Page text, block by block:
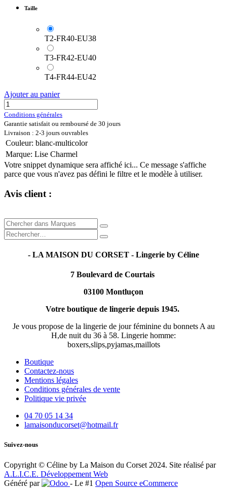
Taille
T2-FR40-EU38
T3-FR42-EU40
T4-FR44-EU42
Ajouter au panier
Conditions générales
Garantie satisfait ou remboursé de 30 jours
Livraison : 2-3 jours ouvrables
Couleur: blanc-multicolor
Marque: Lise Charmel
Votre snippet dynamique sera affiché ici... Ce message s'affiche
parce que vous n'avez pas défini le filtre et le modèle à utiliser.
Avis client :
- LA MAISON DU CORSET - Lingerie by Céline
7 Boulevard de Courtais
03100 Montluçon
Votre boutique de lingerie depuis 1945.
Je vous propose de la lingerie de jour féminine du bonnets A au
H,de nuit du 36 à 58. Lingerie homme:
boxers,slips,pyjamas,maillots
Boutique
Contactez-nous
Mentions légales
Conditions générales de vente
Politique vie privée
04 70 05 14 34
lamaisonducorset@hotmail.fr
Suivez-nous
Copyright © Céline by La Maison du Corset 2024. Site réalisé par
A.L.I.C.E. Développement Web
Généré par
- Le #1 Open Source eCommerce